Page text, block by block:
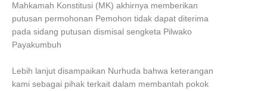
Mahkamah Konstitusi (MK) akhirnya memberikan
putusan permohonan Pemohon tidak dapat diterima
pada sidang putusan dismisal sengketa Pilwako
Payakumbuh
Lebih lanjut disampaikan Nurhuda bahwa keterangan
kami sebagai pihak terkait dalam membantah pokok